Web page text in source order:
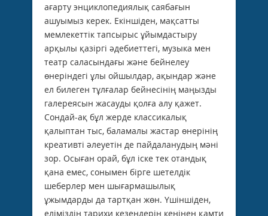
ағарту энциклопедиялық саябағын
ашуымыз керек. Екіншіден, мақсатты
мемлекеттік тапсырыс ұйымдастыру
арқылы қазіргі әдебиеттегі, музыка мен
театр саласындағы және бейнелеу
өнеріндегі ұлы ойшылдар, ақындар және
ел билеген тұлғалар бейнесінің маңызды
галереясын жасауды қолға алу қажет.
Сондай-ақ бұл жерде классикалық
қалыптан тыс, баламалы жастар өнерінің
креативті әлеуетін де пайдаланудың мәні
зор. Осыған орай, бұл іске тек отандық
қана емес, сонымен бірге шетелдік
шеберлер мен шығармашылық
ұжымдарды да тартқан жөн. Үшіншіден,
еліміздің тарихи кезеңдерін кеңінен қамти